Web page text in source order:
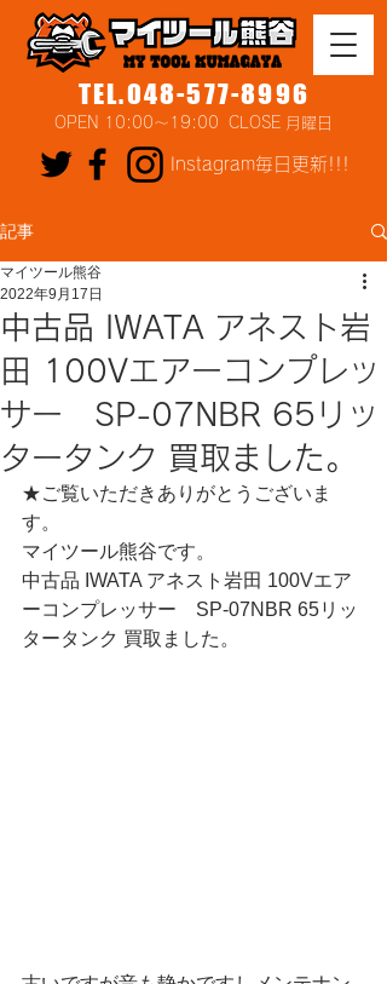
TEL.048-577-8996
OPEN 10:00～19:00 CLOSE 月曜日
Instagram毎日更新!!!
記事
中古品 IWATA アネスト岩
田 100Vエアーコンプレッ
サー SP-07NBR 65リッ
タータンク 買取ました。
マイツール熊谷
2022年9月17日
★ご覧いただきありがとうございま
す。
マイツール熊谷です。
中古品 IWATA アネスト岩田 100Vエア
ーコンプレッサー　SP-07NBR 65リッ
タータンク 買取ました。